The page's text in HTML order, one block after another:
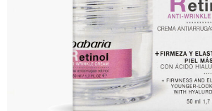
Log in
Create an account